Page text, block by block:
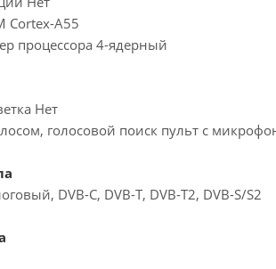
Cortex-A55
процессора 4-ядерный
Нет
голосовой поиск пульт с
DVB-C, DVB-T, DVB-T2, DVB-S/S2